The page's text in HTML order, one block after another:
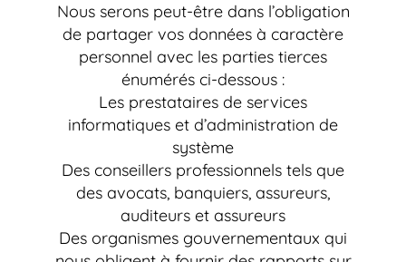
Nous serons peut-être dans l’obligation
de partager vos données à caractère
personnel avec les parties tierces
énumérés ci-dessous :
Les prestataires de services
informatiques et d’administration de
système
Des conseillers professionnels tels que
des avocats, banquiers, assureurs,
auditeurs et assureurs
Des organismes gouvernementaux qui